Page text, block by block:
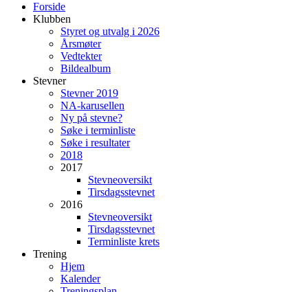
Forside
Klubben
Styret og utvalg i 2026
Årsmøter
Vedtekter
Bildealbum
Stevner
Stevner 2019
NA-karusellen
Ny på stevne?
Søke i terminliste
Søke i resultater
2018
2017
Stevneoversikt
Tirsdagsstevnet
2016
Stevneoversikt
Tirsdagsstevnet
Terminliste krets
Trening
Hjem
Kalender